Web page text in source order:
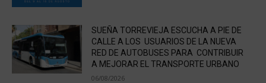
SUEÑA TORREVIEJA ESCUCHA A PIE DE
CALLE A LOS USUARIOS DE LA NUEVA
RED DE AUTOBUSES PARA CONTRIBUIR
A MEJORAR EL TRANSPORTE URBANO
06/08/2026